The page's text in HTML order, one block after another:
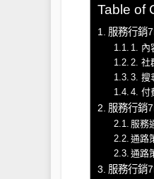
Table of
服務行銷
1. 內
2. 社
3. 搜
4. 付
服務行銷
服務
通路
通路
服務行銷